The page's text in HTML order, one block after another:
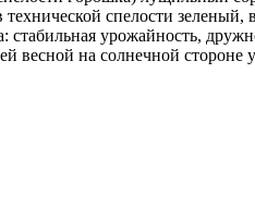
спелости
урожайность,
весной на солнечной